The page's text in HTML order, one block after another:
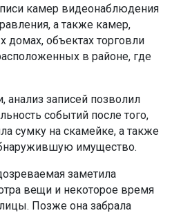
камер видеонаблюдения
а также камер,
домах, объектах торговли
в районе, где
анализ записей позволил
событий после того,
сумку на скамейке, а также
имущество.
заметила
вещи и некоторое время
Позже она забрала